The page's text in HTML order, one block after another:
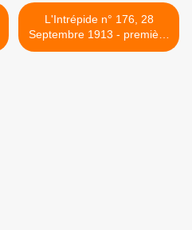
L'Intrépide n° 176, 28
Septembre 1913 - première
série, Offenstadt >